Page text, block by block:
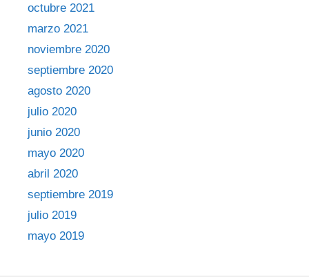
octubre 2021
marzo 2021
noviembre 2020
septiembre 2020
agosto 2020
julio 2020
junio 2020
mayo 2020
abril 2020
septiembre 2019
julio 2019
mayo 2019